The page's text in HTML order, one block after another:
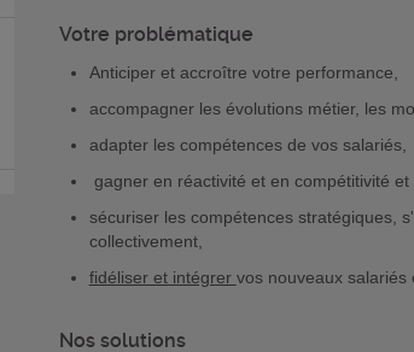
Votre problématique
Anticiper et accroître votre performance,
accompagner les évolutions métier, les
adapter les compétences de vos salariés,
gagner en réactivité et en compétitivité et
sécuriser les compétences stratégiques,
collectivement,
fidéliser et intégrer vos nouveaux salariés
Nos solutions